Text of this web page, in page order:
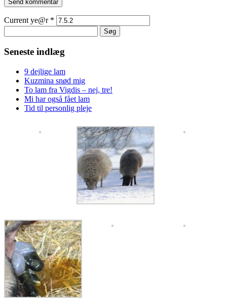
Current ye@r *
efter:
Seneste indlæg
9 dejlige lam
Kuzmina snød mig
To lam fra Vigdis – nej, tre!
Mi har også fået lam
Tid til personlig pleje